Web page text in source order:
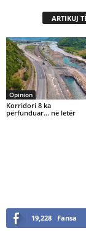
ARTIKUJ
Opinion
Korridori 8 ka
përfunduar… në letër
19,228 Fansa